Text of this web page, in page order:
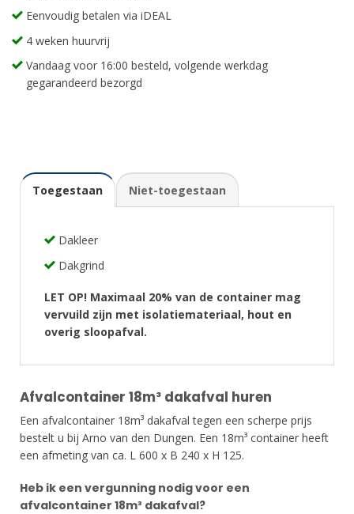
Eenvoudig betalen via iDEAL
4 weken huurvrij
Vandaag voor 16:00 besteld, volgende werkdag
gegarandeerd bezorgd
Toegestaan Niet-toegestaan
Dakleer
Dakgrind
LET OP! Maximaal 20% van de container mag
vervuild zijn met isolatiemateriaal, hout en
overig sloopafval.
Afvalcontainer 18m³ dakafval huren
Een afvalcontainer 18m³ dakafval tegen een scherpe prijs
bestelt u bij Arno van den Dungen. Een 18m³ container heeft
een afmeting van ca. L 600 x B 240 x H 125.
Heb ik een vergunning nodig voor een
afvalcontainer 18m³ dakafval?